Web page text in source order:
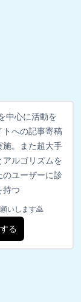
中心に活動を
トへの記事寄稿
施。また超大手
ルゴリズムを
のユーザーに診
持つ
いします🙇
る